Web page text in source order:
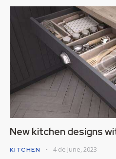
New kitchen designs
KITCHEN 4 de June, 2023